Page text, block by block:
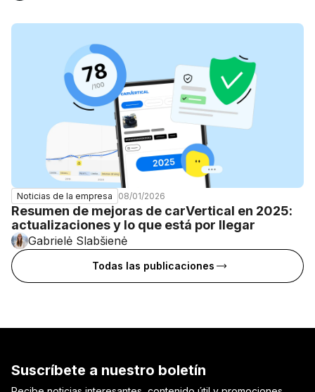
Noticias de la empresa 08/01/2026
Resumen de mejoras de carVertical en 2025:
actualizaciones y lo que está por llegar
Gabrielė Slabšienė
Todas las publicaciones
Suscríbete a nuestro boletín